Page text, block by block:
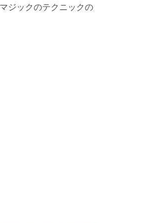
ジックのテクニックの